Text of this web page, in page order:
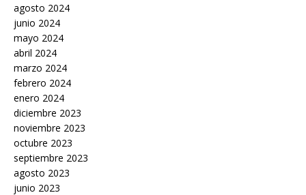
agosto 2024
junio 2024
mayo 2024
abril 2024
marzo 2024
febrero 2024
enero 2024
diciembre 2023
noviembre 2023
octubre 2023
septiembre 2023
agosto 2023
junio 2023